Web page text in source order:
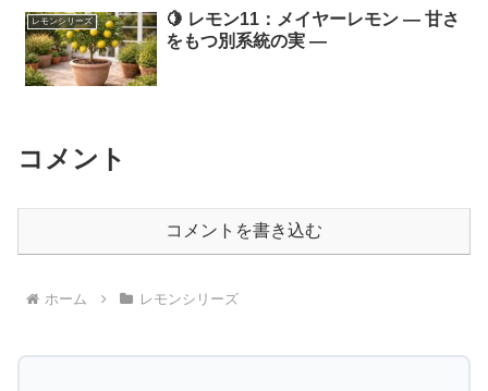
レモンシリーズ
🍋 レモン11：メイヤーレモン ― 甘さ
をもつ別系統の実 ―
コメント
コメントを書き込む
ホーム レモンシリーズ